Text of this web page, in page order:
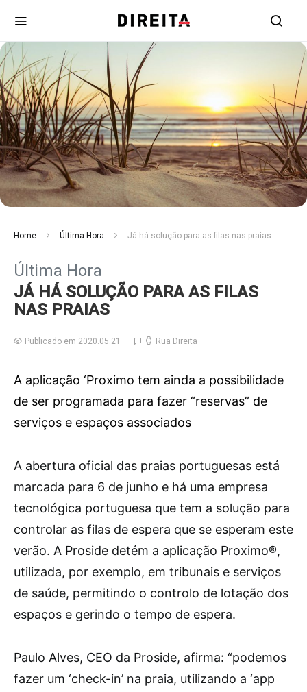
Home Última Hora Já há solução para as filas nas praias
Última Hora
JÁ HÁ SOLUÇÃO PARA AS FILAS
NAS PRAIAS
Publicado em 2020.05.21 Rua Direita
A aplicação ‘Proximo tem ainda a possibilidade
de ser programada para fazer “reservas” de
serviços e espaços associados
A abertura oficial das praias portuguesas está
marcada para 6 de junho e há uma empresa
tecnológica portuguesa que tem a solução para
controlar as filas de espera que se esperam este
verão. A Proside detém a aplicação Proximo®,
utilizada, por exemplo, em tribunais e serviços
de saúde, permitindo o controlo de lotação dos
espaços e gerindo o tempo de espera.
Paulo Alves, CEO da Proside, afirma: “podemos
fazer um ‘check-in’ na praia, utilizando a ‘app